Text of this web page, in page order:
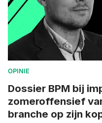
OPINIE
Dossier BPM bij
zomeroffensief
branche op zijn